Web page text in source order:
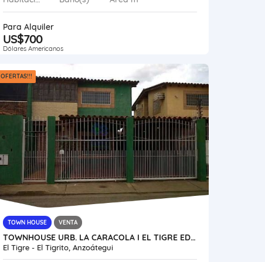
Para Alquiler
US$700
Dólares Americanos
OFERTAS!!!
TOWN HOUSE VENTA
TOWNHOUSE URB. LA CARACOLA I EL TIGRE EDO. ANZOATEGUI VE13-132ET-SGAR
El Tigre - El Tigrito, Anzoátegui